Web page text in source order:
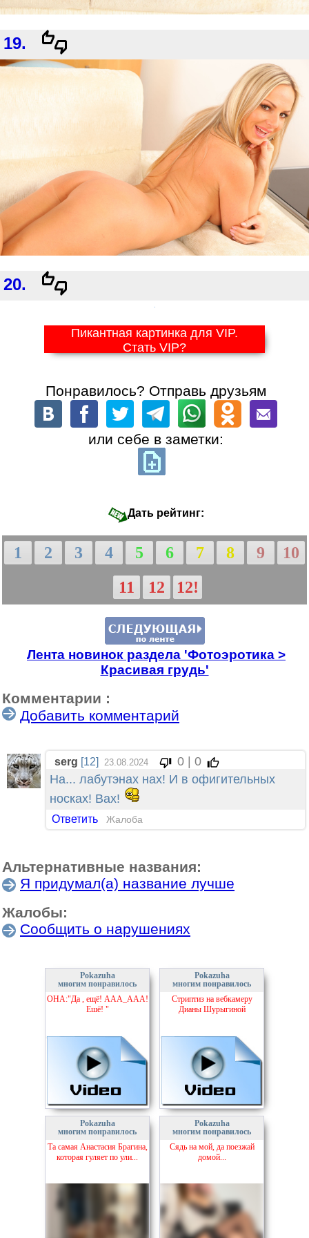
19.
20.
Пикантная картинка для VIP.
Стать VIP?
Понравилось? Отправь друзьям
или себе в заметки:
Дать рейтинг:
1 2 3 4 5 6 7 8 9
10
11
12 12!
Лента новинок раздела 'Фотоэротика >
Красивая грудь'
Комментарии :
Добавить комментарий
serg [12] 23.08.2024
0 | 0
На... лабутэнах нах! И в офигительных
носках! Вах!
Ответить Жалоба
Альтернативные названия:
Я придумал(а) название лучше
Жалобы:
Сообщить о нарушениях
Pokazuha
многим понравилось
ОНА:"Да , ещё! ААА_ААА!
Ешё! "
Pokazuha
многим понравилось
Стриптиз на вебкамеру
Дианы Шурыгиной
Pokazuha
многим понравилось
Та самая Анастасия Брагина,
которая гуляет по ули...
Pokazuha
многим понравилось
Сядь на мой, да поезжай
домой...